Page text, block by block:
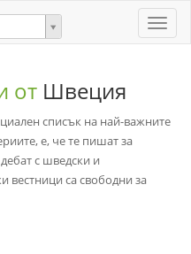
Toggle
от Швеция
списък на най-важните
е, че те пишат за
с шведски и
вестници са свободни за